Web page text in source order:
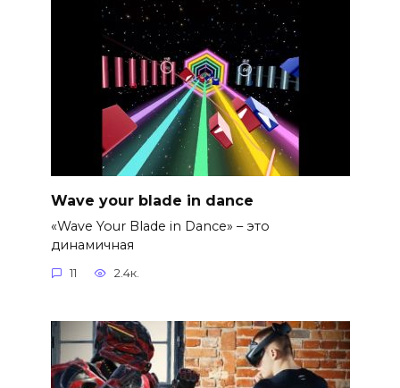
Wave your blade in dance
«Wave Your Blade in Dance» – это
динамичная
11 2.4к.